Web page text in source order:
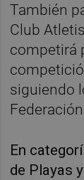
También
Club
competirá
siguiendo
En
de Playas